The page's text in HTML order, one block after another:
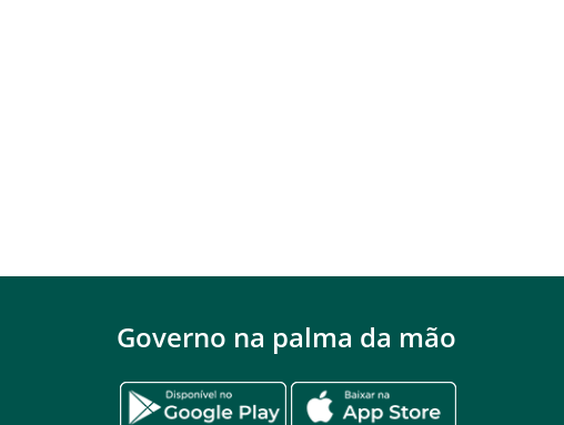
Governo na palma da mão